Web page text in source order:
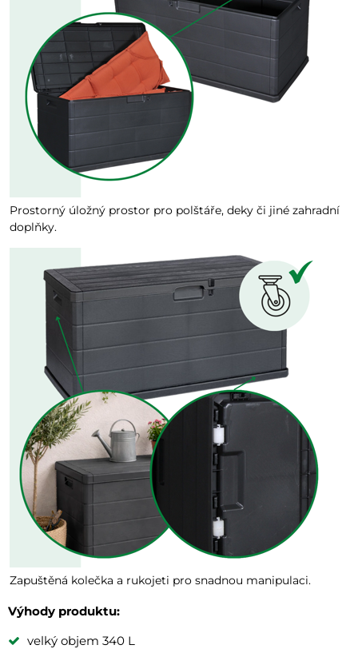
Prostorný úložný prostor pro polštáře, deky či jiné zahradní
doplňky.
Zapuštěná kolečka a rukojeti pro snadnou manipulaci.
Výhody produktu:
velký objem 340 L